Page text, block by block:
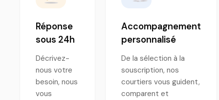
Réponse
sous 24h
Décrivez-
nous votre
besoin, nous
vous
Accompagnement
personnalisé
De la sélection à la
souscription, nos
courtiers vous guident,
comparent et